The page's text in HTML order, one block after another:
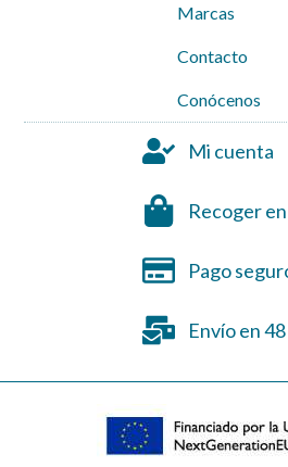
Marcas
Contacto
Conócenos
Mi cuenta
Recoger
Pago
Envío en